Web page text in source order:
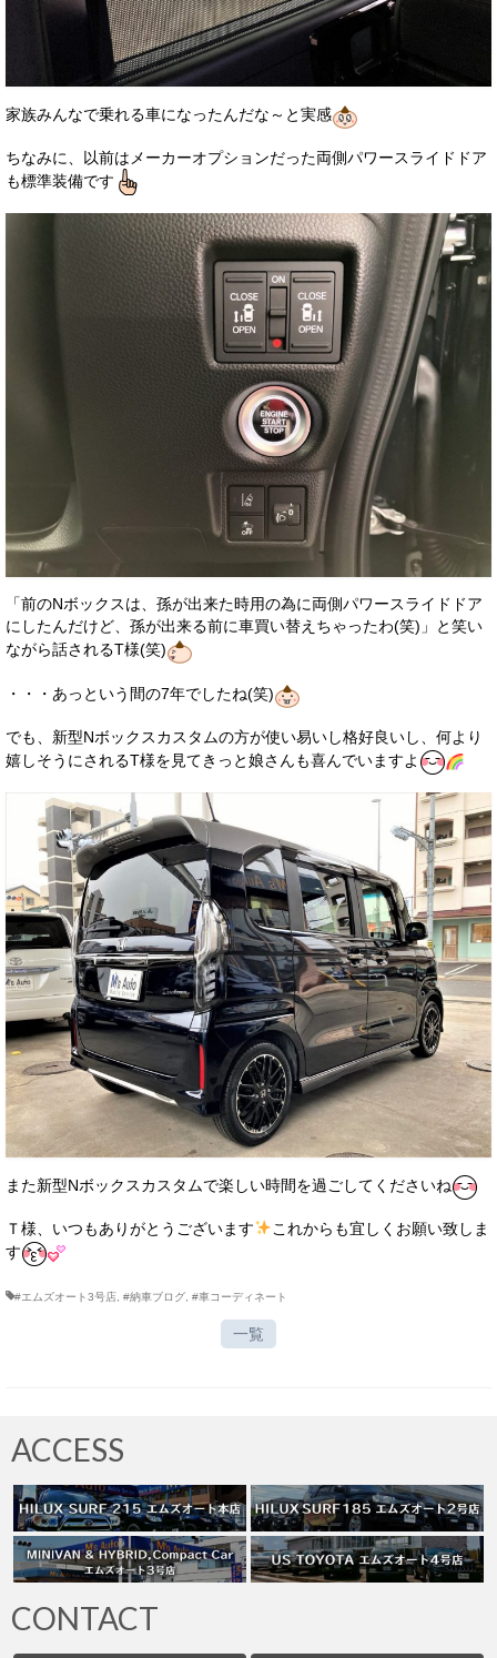
家族みんなで乗れる車になったんだな～と実感
ちなみに、以前はメーカーオプションだった両側パワースライドドア
も標準装備です
「前のNボックスは、孫が出来た時用の為に両側パワースライドドア
にしたんだけど、孫が出来る前に車買い替えちゃったわ(笑)」と笑い
ながら話されるT様(笑)
・・・あっという間の7年でしたね(笑)
でも、新型Nボックスカスタムの方が使い易いし格好良いし、何より
嬉しそうにされるT様を見てきっと娘さんも喜んでいますよ
また新型Nボックスカスタムで楽しい時間を過ごしてくださいね
Ｔ様、いつもありがとうございます
これからも宜しくお願い致しま
す
#エムズオート3号店 #納車ブログ #車コーディネート
一覧
ACCESS
CONTACT